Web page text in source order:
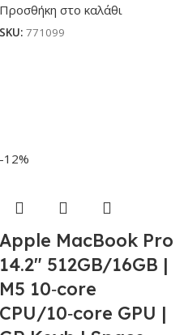
Προσθήκη στο καλάθι
SKU: 771099
-12%
Apple MacBook Pro
14.2″ 512GB/16GB |
M5 10‑core
CPU/10‑core GPU |